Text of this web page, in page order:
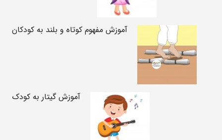
آموزش مفهوم کوتاه و بلند به کودکان
آموزش گیتار به کودک